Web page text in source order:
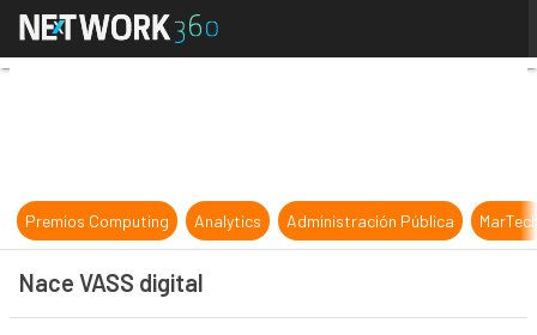
Nace VASS digital
Premios Computing Analytics Administración Pública
Nace VASS digital